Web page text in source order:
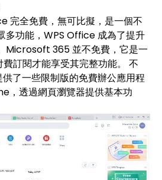
完全免費，無可比擬，是一個不
多功能，WPS Office 成為了提升
Microsoft 365 並不免費，它是一
訂閱才能享受其完整功能。 不
了一些限制版的免費辦公應用程
，透過網頁瀏覽器提供基本功